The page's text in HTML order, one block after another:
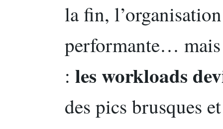
la fin,
performante…
: les workloads
des pics brusques